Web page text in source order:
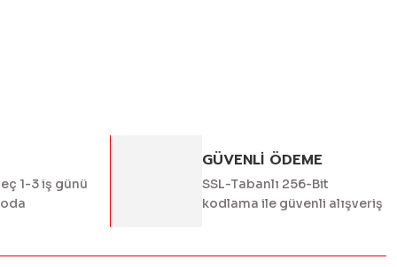
1-3 iş günü
GÜVENLİ ÖDEME
SSL-Tabanlı 256-Bit
kodlama ile güvenli alışveriş